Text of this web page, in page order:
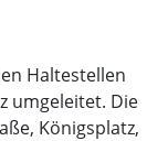
Haltestellen
umgeleitet. Die
Königsplatz,